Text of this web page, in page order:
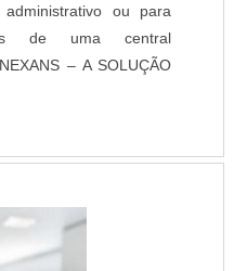
formas diferentes de
e autoridade em sua
razões pelas quais a
condominio:
Responsável;
tudo que se precisa
condominio.
ou para
de uma central
– A SOLUÇÃO
de cabo de rede é